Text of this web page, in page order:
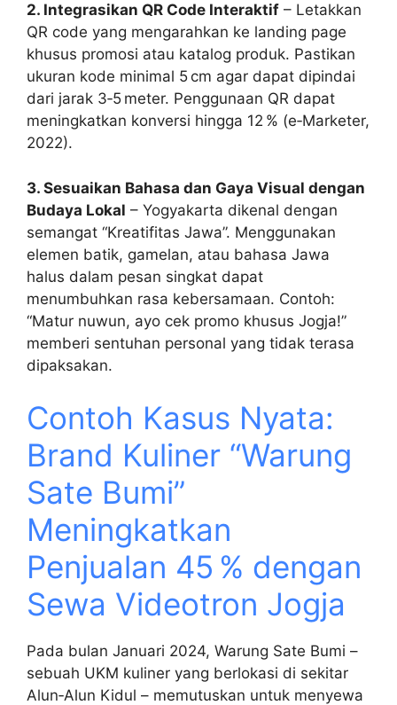
2. Integrasikan QR Code Interaktif – Letakkan
QR code yang mengarahkan ke landing page
khusus promosi atau katalog produk. Pastikan
ukuran kode minimal 5 cm agar dapat dipindai
dari jarak 3‑5 meter. Penggunaan QR dapat
meningkatkan konversi hingga 12 % (e‑Marketer,
2022).
3. Sesuaikan Bahasa dan Gaya Visual dengan
Budaya Lokal – Yogyakarta dikenal dengan
semangat “Kreatifitas Jawa”. Menggunakan
elemen batik, gamelan, atau bahasa Jawa
halus dalam pesan singkat dapat
menumbuhkan rasa kebersamaan. Contoh:
“Matur nuwun, ayo cek promo khusus Jogja!”
memberi sentuhan personal yang tidak terasa
dipaksakan.
Contoh Kasus Nyata:
Brand Kuliner “Warung
Sate Bumi”
Meningkatkan
Penjualan 45 % dengan
Sewa Videotron Jogja
Pada bulan Januari 2024, Warung Sate Bumi –
sebuah UKM kuliner yang berlokasi di sekitar
Alun‑Alun Kidul – memutuskan untuk menyewa